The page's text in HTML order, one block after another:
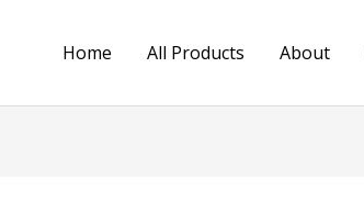
Home All Products About